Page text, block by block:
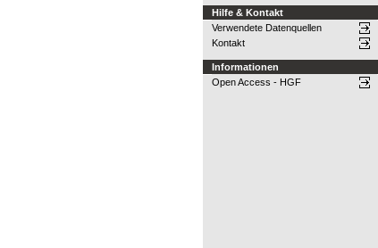
Hilfe & Kontakt
Verwendete Datenquellen
Kontakt
Informationen
Open Access - HGF